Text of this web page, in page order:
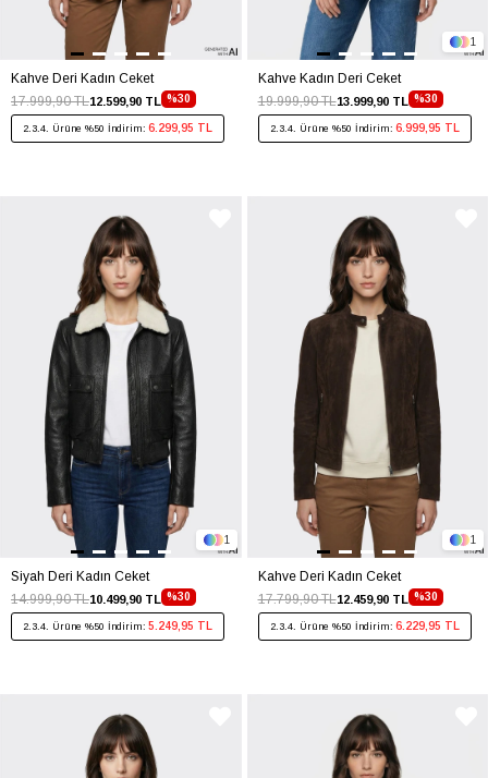
Kahve Deri Kadın Ceket
%30
12.599,90 TL
17.999,90 TL
2.3.4. Ürüne %50 İndirim: 6.299,95 TL
Kahve Kadın Deri Ceket
%30
13.999,90 TL
19.999,90 TL
2.3.4. Ürüne %50 İndirim: 6.999,95 TL
1
Siyah Deri Kadın Ceket
%30
10.499,90 TL
14.999,90 TL
2.3.4. Ürüne %50 İndirim: 5.249,95 TL
1
Kahve Deri Kadın Ceket
%30
12.459,90 TL
17.799,90 TL
2.3.4. Ürüne %50 İndirim: 6.229,95 TL
1